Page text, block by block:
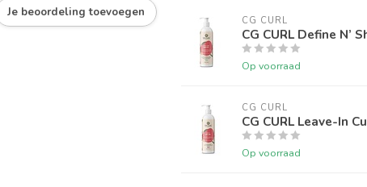
Je beoordeling toevoegen
CG CURL
CG CURL Define N’
Op voorraad
CG CURL
CG CURL Leave-In
Op voorraad